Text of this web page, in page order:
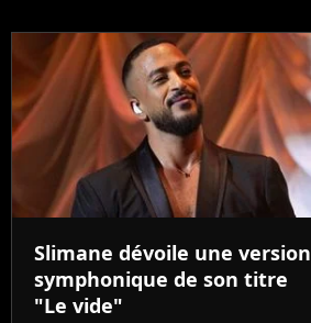
Slimane dévoile une version
symphonique de son titre
"Le vide"